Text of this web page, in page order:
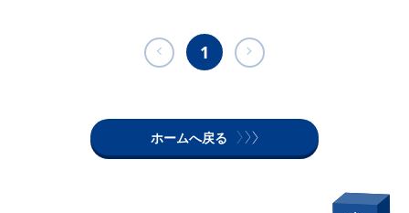
前のページへ
1
次のページへ
ホームへ戻る